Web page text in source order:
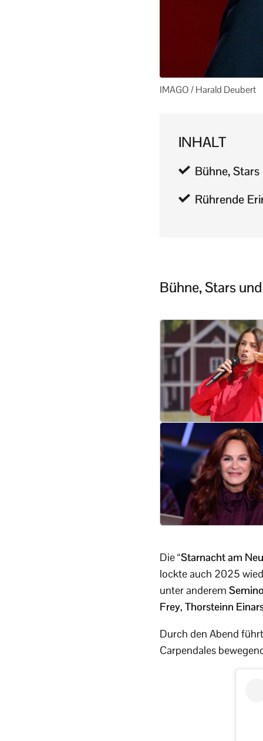
IMAGO / Harald Deubert
INHALT
Bühne,
Rührende
Bühne, Stars
Die“Starnacht am
lockte auch 2025
unter anderem
Frey, Thorsteinn
Durch den Abend
Carpendales